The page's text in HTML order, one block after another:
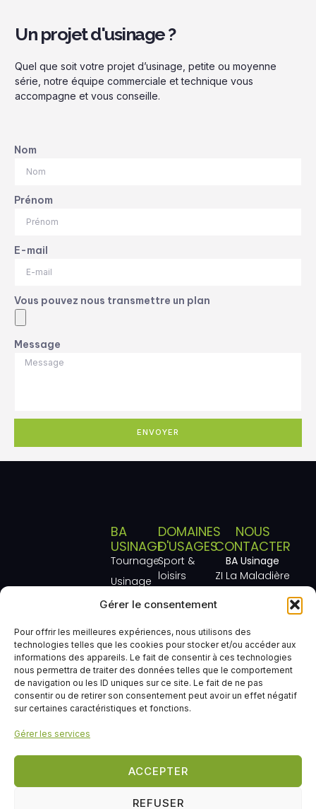
Gérer le consentement
Pour offrir les meilleures expériences, nous utilisons des
technologies telles que les cookies pour stocker et/ou accéder aux
informations des appareils. Le fait de consentir à ces technologies
nous permettra de traiter des données telles que le comportement
de navigation ou les ID uniques sur ce site. Le fait de ne pas
consentir ou de retirer son consentement peut avoir un effet négatif
sur certaines caractéristiques et fonctions.
Gérer les services
ACCEPTER
REFUSER
Un projet d'usinage ?
Quel que soit votre projet d’usinage, petite ou moyenne
série, notre équipe commerciale et technique vous
accompagne et vous conseille.
Nom
Prénom
E-mail
Vous pouvez nous transmettre un plan
Message
ENVOYER
Chez BA Usinage,
nous sommes
spécialisés dans
l'usinage de
précision et le
décolletage,
offrant des
solutions
fiables pour une
secteurs
DOMAINES
D'USAGES
Sport &
loisirs
gaz
Contrôle
d'accès
Mobilité
douce
encore !
BA
USINAGE
Tournage
Usinage
de
plastiques
Secteurs
d'activités
Notre
histoire
contacter
NOUS
CONTACTER
BA Usinage
ZI La Maladière
185 Avenue d’Italie
33 78
info@usinage.com
Nous contacter